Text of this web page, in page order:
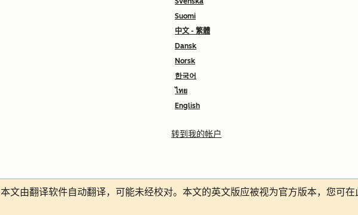
Suomi
中文 - 繁體
Dansk
Norsk
한국어
ไทย
English
转到我的帐户
本文由翻译软件自动翻译，可能未经校对。本文的英文版应被视为官方版本，您可